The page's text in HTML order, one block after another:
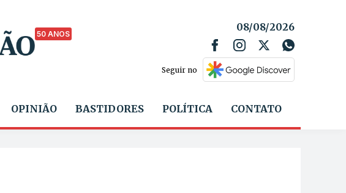
50 ANOS
08/08/2026
Seguir no
OPINIÃO BASTIDORES POLÍTICA CONTATO